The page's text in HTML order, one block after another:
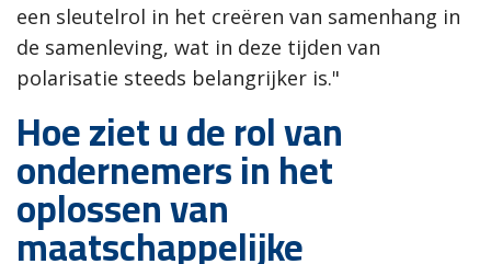
een sleutelrol in het creëren van samenhang in
de samenleving, wat in deze tijden van
polarisatie steeds belangrijker is."
Hoe ziet u de rol van
ondernemers in het
oplossen van
maatschappelijke